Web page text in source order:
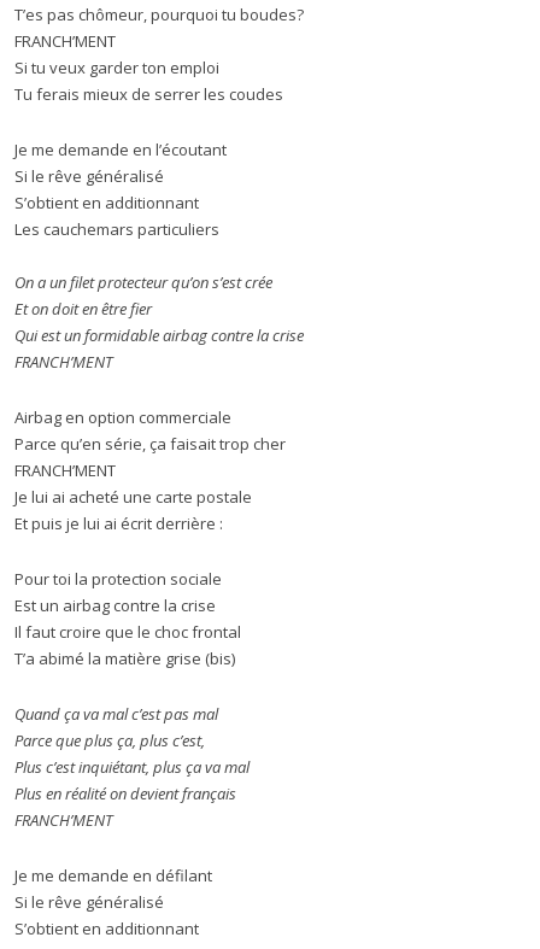
T’es pas chômeur, pourquoi tu boudes?
FRANCH’MENT
Si tu veux garder ton emploi
Tu ferais mieux de serrer les coudes
Je me demande en l’écoutant
Si le rêve généralisé
S’obtient en additionnant
Les cauchemars particuliers
On a un filet protecteur qu’on s’est crée
Et on doit en être fier
Qui est un formidable airbag contre la crise
FRANCH’MENT
Airbag en option commerciale
Parce qu’en série, ça faisait trop cher
FRANCH’MENT
Je lui ai acheté une carte postale
Et puis je lui ai écrit derrière :
Pour toi la protection sociale
Est un airbag contre la crise
Il faut croire que le choc frontal
T’a abimé la matière grise (bis)
Quand ça va mal c’est pas mal
Parce que plus ça, plus c’est,
Plus c’est inquiétant, plus ça va mal
Plus en réalité on devient français
FRANCH’MENT
Je me demande en défilant
Si le rêve généralisé
S’obtient en additionnant